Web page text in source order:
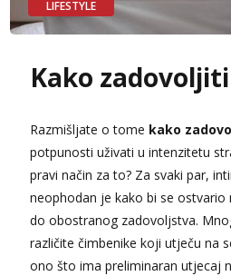
LIFESTYLE
Kako
Razmišljate o tome kako
potpunosti uživati ​​u intenzitetu
pravi način za to? Za svaki par,
neophodan je kako bi se ostvario
do obostranog zadovoljstva.
različite čimbenike koji utječu na
ono što ima preliminaran utjecaj